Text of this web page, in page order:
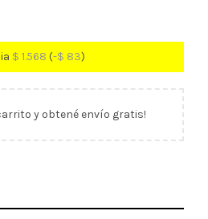
$ 1.568 (-$ 83)
y obtené envío gratis!